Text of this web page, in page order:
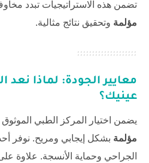
تضمن هذه الاستراتيجيات تبدد
مؤلمة وتحقيق نتائج مثالية.
معايير الجودة: لماذا نعد
عينيك؟
يضمن اختيار المركز الطبي الموثوق
مؤلمة بشكل إيجابي ومريح. نوفر
الجراحي وحماية الأنسجة. علاوة